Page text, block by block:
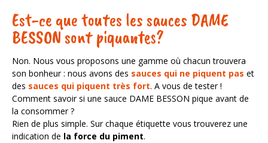
Est-ce que toutes les sauces DAME
BESSON sont piquantes?
Non. Nous vous proposons une gamme où chacun trouvera
son bonheur : nous avons des sauces qui ne piquent pas et
des sauces qui piquent très fort. A vous de tester !
Comment savoir si une sauce DAME BESSON pique avant de
la consommer ?
Rien de plus simple. Sur chaque étiquette vous trouverez une
indication de la force du piment.